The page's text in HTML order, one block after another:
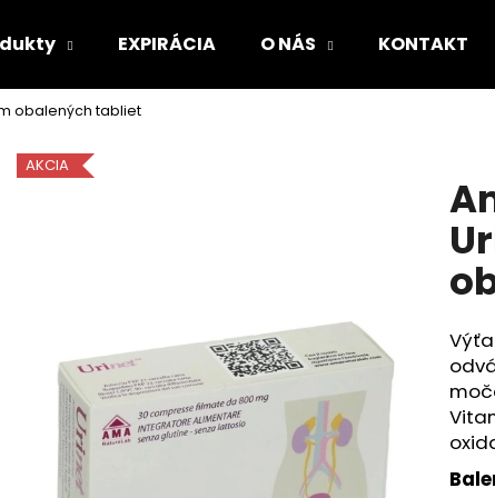
EXPIRÁCIA O NÁS KONTAKT
obalených tabliet
AKCIA
Čo potrebujete nájsť?